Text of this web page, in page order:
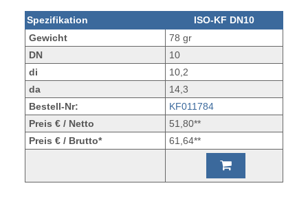
Spezifikation
ISO-KF DN10
Gewicht
78 gr
DN
10
di
10,2
da
14,3
Bestell-Nr:
KF011784
Preis € / Netto
51,80**
Preis € / Brutto*
61,64**